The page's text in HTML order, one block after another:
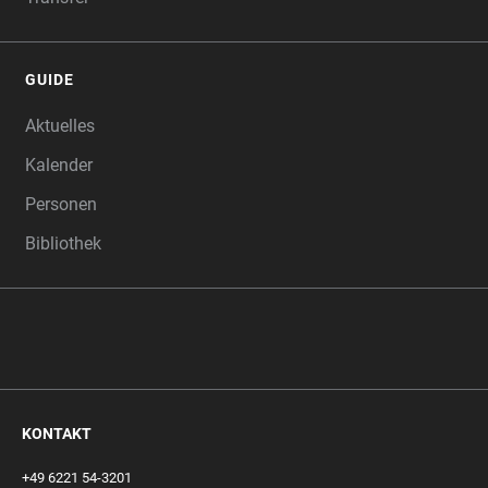
GUIDE
Aktuelles
Kalender
Personen
Bibliothek
KONTAKT
+49 6221 54-3201